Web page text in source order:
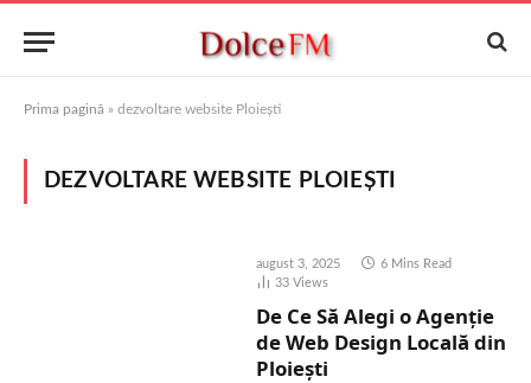
Prima pagină » dezvoltare website Ploiești
DEZVOLTARE WEBSITE PLOIEȘTI
august 3, 2025
6 Mins Read
33 Views
De Ce Să Alegi o Agenție
de Web Design Locală din
Ploiești